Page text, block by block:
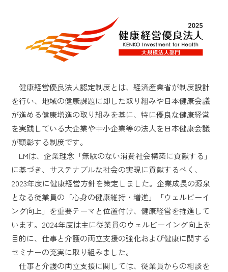
健康経営優良法人認定制度とは、経済産業省が制度設計
を行い、地域の健康課題に即した取り組みや日本健康会議
が進める健康増進の取り組みを基に、特に優良な健康経営
を実践している大企業や中小企業等の法人を日本健康会議
が顕彰する制度です。
LMは、企業理念「無駄のない消費社会構築に貢献する」
に基づき、サステナブルな社会の実現に貢献するべく、
2023年度に健康経営方針を策定しました。企業成長の源泉
となる従業員の「心身の健康維持・増進」「ウェルビーイ
ング向上」を重要テーマと位置付け、健康経営を推進して
います。2024年度は主に従業員のウェルビーイング向上を
目的に、仕事と介護の両立支援の強化および健康に関する
セミナーの充実に取り組みました。
仕事と介護の両立支援に関しては、従業員からの相談を